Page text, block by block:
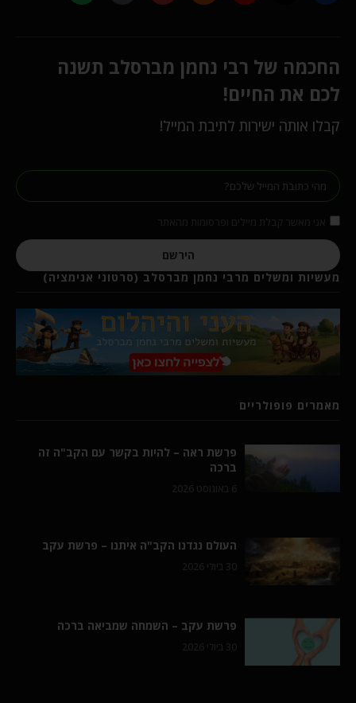
החכמה של רבי נחמן מברסלב תשנה
לכם את החיים!
קבלו אותה ישירות לתיבת המייל!
הירשם
מעשיות ומשלים מרבי נחמן מברסלב (סרטוני אנימציה)
מאמרים פופולריים
פרשת ראה – להיות בקשר עם הקב"ה זה
ברכה
6 באוגוסט 2026
העולם נגדנו הקב"ה איתנו – פרשת עקב
30 ביולי 2026
פרשת עקב – השמחה שמביאה ברכה
30 ביולי 2026